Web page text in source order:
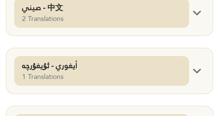
صيني - 中文
2 Translations
أيغوري - ئۇيغۇرچە
1 Translations